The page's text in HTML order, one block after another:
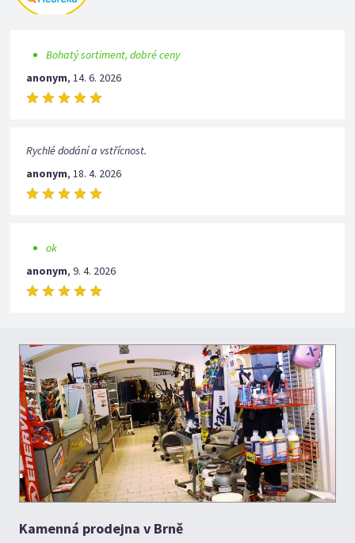
Bohatý sortiment, dobré ceny
anonym,14. 6. 2026
Rychlé dodání a vstřícnost.
anonym,18. 4. 2026
ok
anonym,9. 4. 2026
Kamenná prodejna v Brně